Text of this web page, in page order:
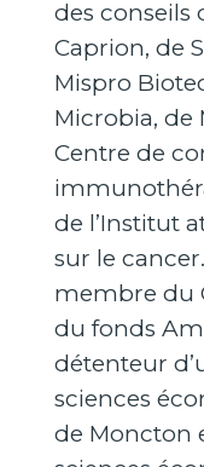
des conseils
Caprion, de
Mispro
Microbia, de
Centre de
de l’Institut
sur le
membre du
du fonds
détenteur
sciences
de Moncton